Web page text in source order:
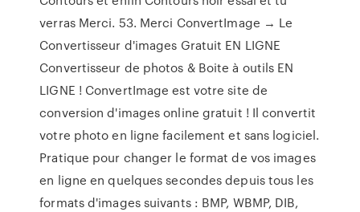
verras Merci. 53. Merci ConvertImage → Le
Convertisseur d'images Gratuit EN LIGNE
Convertisseur de photos & Boite à outils EN
LIGNE ! ConvertImage est votre site de
conversion d'images online gratuit ! Il convertit
votre photo en ligne facilement et sans logiciel.
Pratique pour changer le format de vos images
en ligne en quelques secondes depuis tous les
formats d'images suivants : BMP, WBMP, DIB,